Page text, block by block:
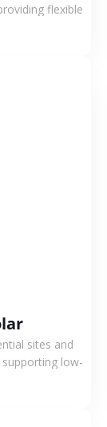
flexible
sites and
low-